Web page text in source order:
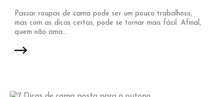
Passar roupas de cama pode ser um pouco trabalhoso,
mas com as dicas certas, pode se tornar mais fácil. Afinal,
quem não ama...